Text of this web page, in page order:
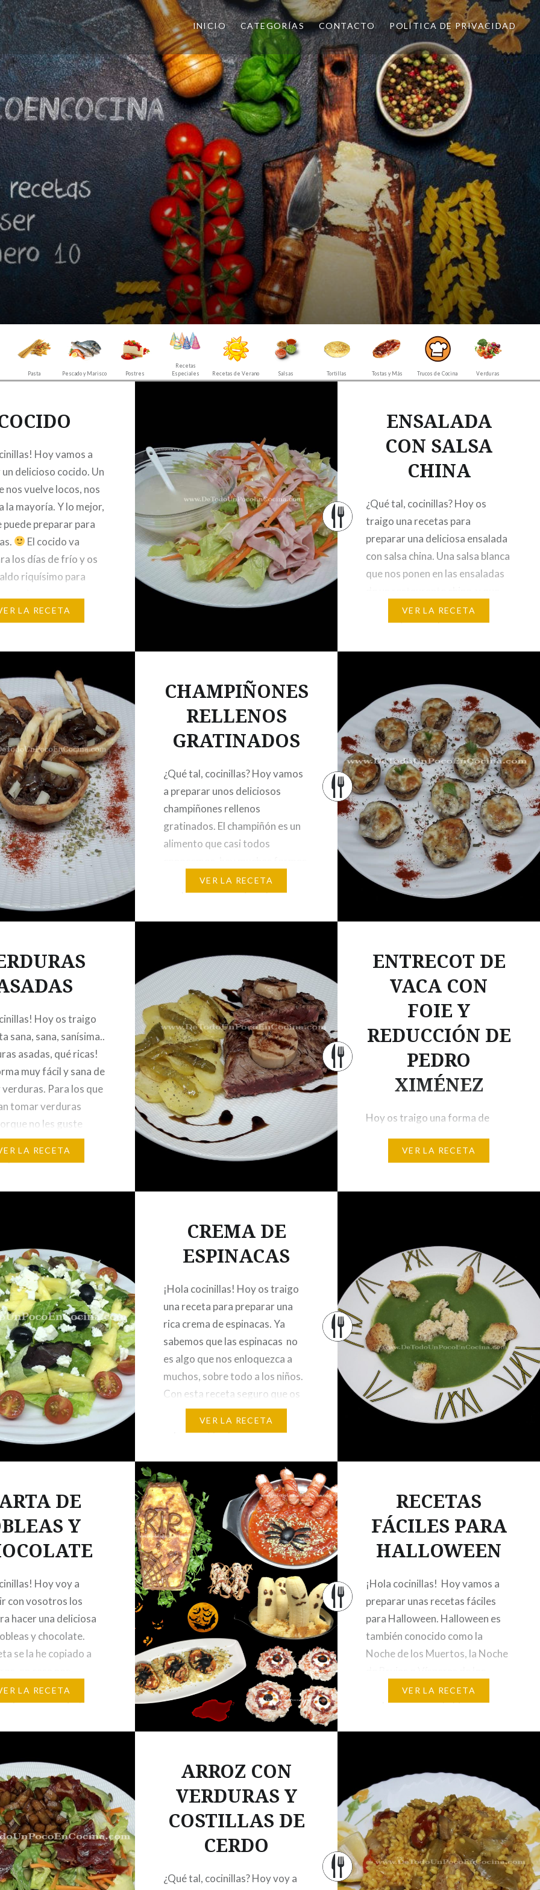
INICIO CATEGORÍAS CONTACTO POLÍTICA DE PRIVACIDAD
Pasta Pescado y Marisco Postres
Recetas
Especiales
Recetas de Verano Salsas Tortillas Tostas y Más Trucos de Cocina Verduras
Hoy vamos a
delicioso cocido. Un
nos vuelve locos, nos
la mayoría. Y lo mejor,
puede preparar para
El cocido va
los días de frío y os
riquísimo para
hago…
LA RECETA
ENSALADA
CON SALSA
CHINA
¿Qué tal, cocinillas? Hoy os
traigo una recetas para
preparar una deliciosa ensalada
con salsa china. Una salsa blanca
que nos ponen en las ensaladas
tanto nos gusta. Yo al menos
me moría por saber como se
VER LA RECETA
CHAMPIÑONES
RELLENOS
GRATINADOS
¿Qué tal, cocinillas? Hoy vamos
a preparar unos deliciosos
champiñones rellenos
gratinados. El champiñón es un
alimento que casi todos
de cocinarlos e incluso se toma
crudo, como por ejemplo en un
champiñón tiene no tiene mucho
aporte calórico,…
VER LA RECETA
Hoy os traigo
sana, sana, sanísima..
asadas, qué ricas!
muy fácil y sana de
Para los que
tomar verduras
no les guste
verdura, solo tenéis
LA RECETA
ENTRECOT DE
VACA CON
FOIE Y
REDUCCIÓN DE
PEDRO
XIMÉNEZ
Hoy os traigo una forma de
Entrecot de vaca con foie y
que está y lo vistoso que queda
o también para disfrutar en
casa…
VER LA RECETA
CREMA DE
ESPINACAS
¡Hola cocinillas! Hoy os traigo
una receta para preparar una
rica crema de espinacas. Ya
sabemos que las espinacas no
es algo que nos enloquezca a
muchos, sobre todo a los niños.
Con esta receta seguro que os
costará menos comer
son. Las espinacas…
VER LA RECETA
DE
Y
Hoy voy a
con vosotros los
hacer una deliciosa
y chocolate.
se la he copiado a
es que está tan rica
esperar a ir de
LA RECETA
RECETAS
FÁCILES PARA
HALLOWEEN
¡Hola cocinillas! Hoy vamos a
preparar unas recetas fáciles
para Halloween. Halloween es
también conocido como la
Noche de los Muertos, la Noche
Difuntos. Hoy en día es una
noche para pasarlo bien,
concursos de disfraces,
elaboración de productos…
VER LA RECETA
ARROZ CON
VERDURAS Y
COSTILLAS DE
CERDO
¿Qué tal, cocinillas? Hoy voy a